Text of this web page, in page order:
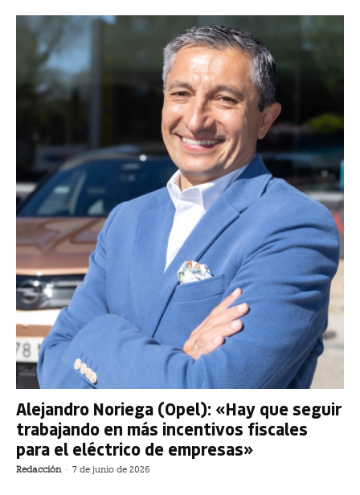
Alejandro Noriega (Opel): «Hay que seguir
trabajando en más incentivos fiscales
para el eléctrico de empresas»
Redacción - 7 de junio de 2026